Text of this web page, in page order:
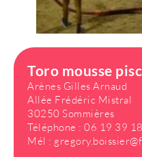
Toro mousse
Arènes Gilles Arnaud
Allée Frédéric Mistral
30250 Sommières
Téléphone : 06 19 39
Mél :